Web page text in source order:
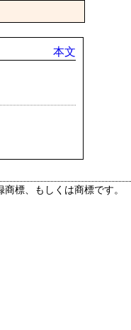
本文
標、もしくは商標です。